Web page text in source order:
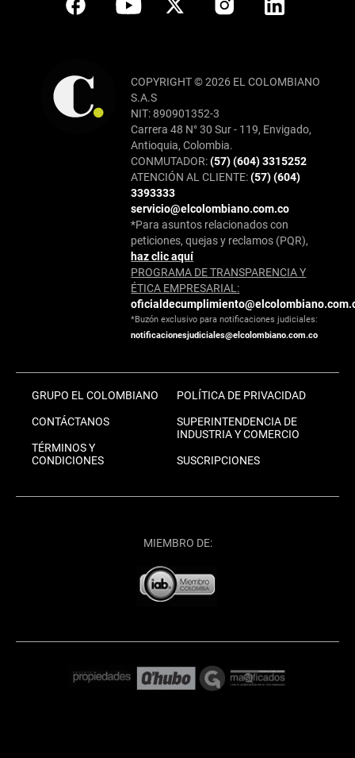
COPYRIGHT © 2026 EL COLOMBIANO
S.A.S
NIT: 890901352-3
Carrera 48 N° 30 Sur - 119, Envigado,
Antioquia, Colombia.
CONMUTADOR:(57) (604) 3315252
ATENCIÓN AL CLIENTE:(57) (604)
3393333
servicio@elcolombiano.com.co
*Para asuntos relacionados con
peticiones, quejas y reclamos (PQR),
haz clic aquí
PROGRAMA DE TRANSPARENCIA Y
ÉTICA EMPRESARIAL:
*Buzón exclusivo para notificaciones judiciales:
notificacionesjudiciales@elcolombiano.com.co
GRUPO EL COLOMBIANO
CONTÁCTANOS
TÉRMINOS Y
CONDICIONES
POLÍTICA DE PRIVACIDAD
SUPERINTENDENCIA DE
INDUSTRIA Y COMERCIO
SUSCRIPCIONES
MIEMBRO DE: